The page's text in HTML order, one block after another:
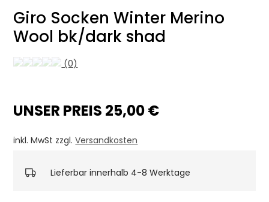
Giro Socken Winter Merino
Wool bk/dark shad
(0)
UNSER PREIS 25,00 €
inkl. MwSt zzgl.Versandkosten
Lieferbar innerhalb 4-8 Werktage